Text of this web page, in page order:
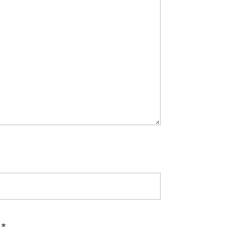
*